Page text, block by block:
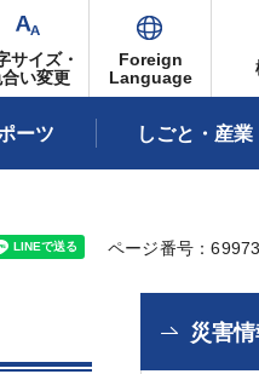
サイズ・
い変更
Foreign
Language
ーツ しごと・産業
ページ番号：69973
災害情